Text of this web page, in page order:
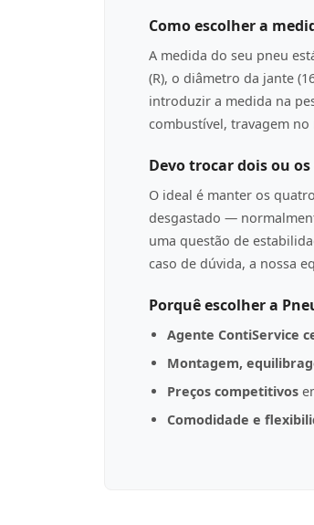
Como escolher a
A medida do seu pneu
(R), o diâmetro da jante
introduzir a medida na
combustível, travagem
Devo trocar dois ou
O ideal é manter os
desgastado —
uma questão de
caso de dúvida, a nossa
Porquê escolher a
Agente ContiService
Montagem,
Preços competitivos
Comodidade e